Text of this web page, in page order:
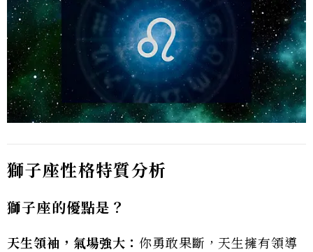
獅子座性格特質分析
獅子座的優點是？
天生領袖，氣場強大： 你勇敢果斷，天生擁有領導